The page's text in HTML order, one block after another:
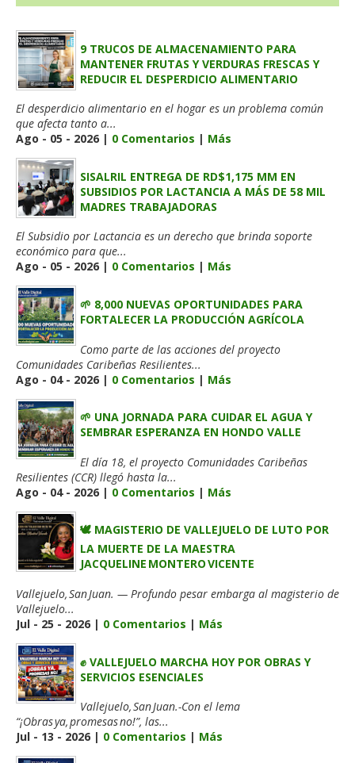
9 TRUCOS DE ALMACENAMIENTO PARA
MANTENER FRUTAS Y VERDURAS FRESCAS Y
REDUCIR EL DESPERDICIO ALIMENTARIO
El desperdicio alimentario en el hogar es un problema común
que afecta tanto a...
Ago - 05 - 2026 | 0 Comentarios | Más
SISALRIL ENTREGA DE RD$1,175 MM EN
SUBSIDIOS POR LACTANCIA A MÁS DE 58 MIL
MADRES TRABAJADORAS
El Subsidio por Lactancia es un derecho que brinda soporte
económico para que...
Ago - 05 - 2026 | 0 Comentarios | Más
🌱 8,000 NUEVAS OPORTUNIDADES PARA
FORTALECER LA PRODUCCIÓN AGRÍCOLA
Como parte de las acciones del proyecto
Comunidades Caribeñas Resilientes...
Ago - 04 - 2026 | 0 Comentarios | Más
🌱 UNA JORNADA PARA CUIDAR EL AGUA Y
SEMBRAR ESPERANZA EN HONDO VALLE
El día 18, el proyecto Comunidades Caribeñas
Resilientes (CCR) llegó hasta la...
Ago - 04 - 2026 | 0 Comentarios | Más
🕊️ MAGISTERIO DE VALLEJUELO DE LUTO POR
LA MUERTE DE LA MAESTRA
JACQUELINE MONTERO VICENTE
Vallejuelo, San Juan. — Profundo pesar embarga al magisterio de
Vallejuelo...
Jul - 25 - 2026 | 0 Comentarios | Más
✊ VALLEJUELO MARCHA HOY POR OBRAS Y
SERVICIOS ESENCIALES
Vallejuelo, San Juan.-Con el lema
“¡Obras ya, promesas no!”, las...
Jul - 13 - 2026 | 0 Comentarios | Más